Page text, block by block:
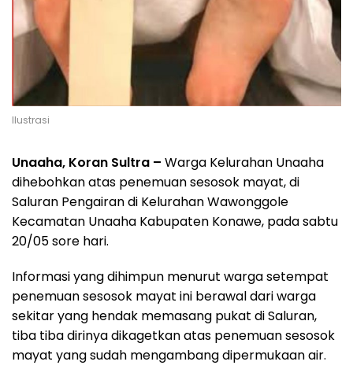
Ilustrasi
Unaaha, Koran Sultra – Warga Kelurahan Unaaha
dihebohkan atas penemuan sesosok mayat, di
Saluran Pengairan di Kelurahan Wawonggole
Kecamatan Unaaha Kabupaten Konawe, pada sabtu
20/05 sore hari.
Informasi yang dihimpun menurut warga setempat
penemuan sesosok mayat ini berawal dari warga
sekitar yang hendak memasang pukat di Saluran,
tiba tiba dirinya dikagetkan atas penemuan sesosok
mayat yang sudah mengambang dipermukaan air.